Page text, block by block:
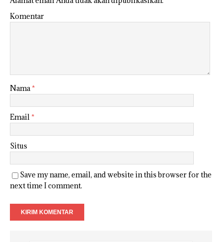
Komentar
Nama*
Email *
Situs
Save my name, email, and website in this browser for the
next time I comment.